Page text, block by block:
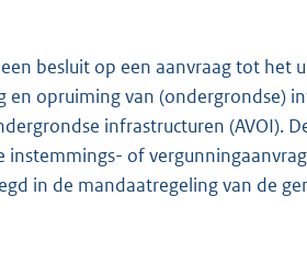
besluit op een aanvraag tot het
opruiming van (ondergrondse)
infrastructuren (AVOI).
of
in de mandaatregeling van de